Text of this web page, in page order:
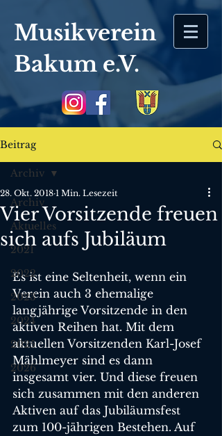
Musikverein
Bakum e.V.
Beitrag
Archiv
Aktuelles
2021
2022
2023
2024
2025
2026
Archiv
Vier Vorsitzende freuen
sich aufs Jubiläum
28. Okt. 2018 1 Min. Lesezeit
Es ist eine Seltenheit, wenn ein
Verein auch 3 ehemalige
langjährige Vorsitzende in den
aktiven Reihen hat. Mit dem
aktuellen Vorsitzenden Karl-Josef
Mählmeyer sind es dann
insgesamt vier. Und diese freuen
sich zusammen mit den anderen
Aktiven auf das Jubiläumsfest
zum 100-jährigen Bestehen. Auf